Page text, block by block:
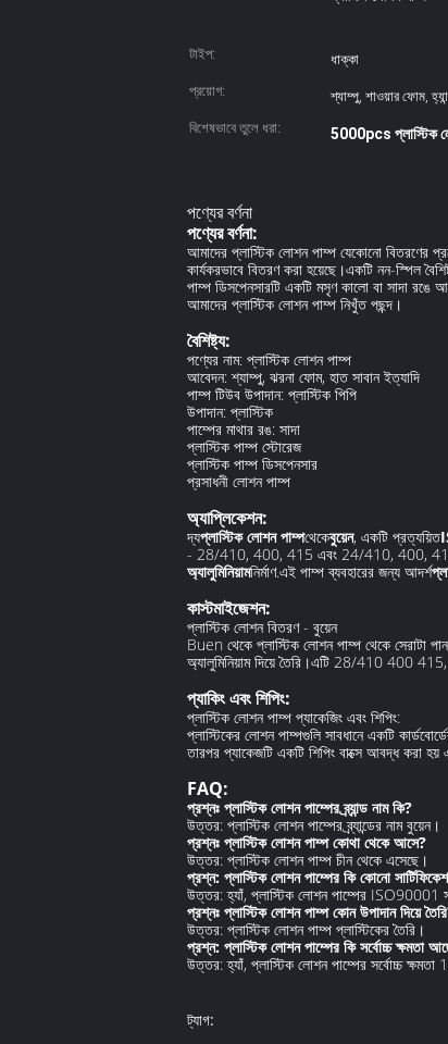
টাইপ:
ধাক্কা
প্রয়োগ:
শ্যাম্পু, শাওয়ার ফোম,
বিশেষভাবে তুলে ধরা:
5000pcs প্লাস্টিক
পণ্যের বর্ণনা
পণ্যের বর্ণনা:
আমাদের প্লাস্টিক লোশন পাম্প যেকোনো বিতরণের
কার্যকরভাবে বিতরণ করা হয়েছে।একটি নন-স্পিল
পাম্প ডিসপেনসারটি একটি মসৃণ কালো বা সাদা রঙে
আমাদের প্লাস্টিক লোশন পাম্প নিখুঁত পছন্দ।
বৈশিষ্ট্য:
পণ্যের নাম: প্লাস্টিক লোশন পাম্প
আবেদন: শ্যাম্পু, ঝরনা ফোম, হাত সাবান ইত্যাদি
পাম্প টিউব উপাদান: প্লাস্টিক পিপি
উপাদান: প্লাস্টিক
পাম্পের মাথার রঙ: সাদা
প্লাস্টিক পাম্প স্টোরেজ
প্লাস্টিক পাম্প ডিসপেনসার
প্রসাধনী লোশন পাম্প
অ্যাপ্লিকেশন:
দ্যপ্লাস্টিক লোশন পাম্পথেকেবুয়েন, একটি প্রত্যয়িত
- 28/410, 400, 415 এবং 24/410, 400, 415 -
অ্যালুমিনিয়ামনির্মাণ.এই পাম্প ব্যবহারের জন্য আদর্শ
কাস্টমাইজেশন:
প্লাস্টিক লোশন বিতরণ - বুয়েন
Buen থেকে প্লাস্টিক লোশন পাম্প থেকে সেরাটা
অ্যালুমিনিয়াম দিয়ে তৈরি।এটি 28/410 400
প্যাকিং এবং শিপিং:
প্লাস্টিক লোশন পাম্প প্যাকেজিং এবং শিপিং:
প্লাস্টিকের লোশন পাম্পগুলি সাবধানে একটি
তারপর প্যাকেজটি একটি শিপিং বাক্সে আবদ্ধ করা হয়
FAQ:
প্রশ্নঃ প্লাস্টিক লোশন পাম্পের ব্র্যান্ড নাম কি?
উত্তর: প্লাস্টিক লোশন পাম্পের ব্র্যান্ডের নাম বুয়েন।
প্রশ্নঃ প্লাস্টিক লোশন পাম্প কোথা থেকে আসে?
উত্তর: প্লাস্টিক লোশন পাম্প চীন থেকে এসেছে।
প্রশ্ন: প্লাস্টিক লোশন পাম্পের কি কোনো
উত্তর: হ্যাঁ, প্লাস্টিক লোশন পাম্পের ISO90001
প্রশ্নঃ প্লাস্টিক লোশন পাম্প কোন উপাদান দিয়ে
উত্তর: প্লাস্টিক লোশন পাম্প প্লাস্টিকের তৈরি।
প্রশ্ন: প্লাস্টিক লোশন পাম্পের কি সর্বোচ্চ ক্ষমতা
উত্তর: হ্যাঁ, প্লাস্টিক লোশন পাম্পের সর্বোচ্চ
ট্যাগ: